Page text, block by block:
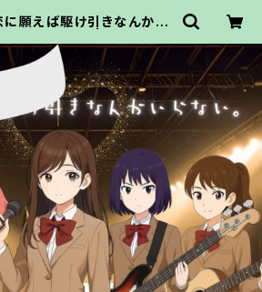
に願えば駆け引きなんかい
販サイト